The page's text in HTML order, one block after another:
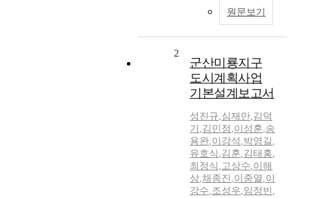
원문보기
2
군산미룡지구
도시계획사업
기본설계보고서
성진규,심재만,김덕
기 ,김민정 ,이성훈,송
용완,이강석 ,박영길 ,
유호식 ,김훈,김태홍,
최정식 ,고상수,이해
상,채종진 ,이중열 ,이
강수,조성우,임정빈 ,